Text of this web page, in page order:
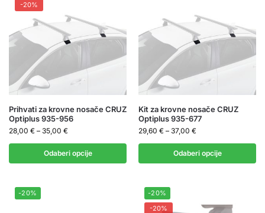
-20%
Prihvati za krovne nosače CRUZ
Optiplus 935-956
28,00 € – 35,00 €
Odaberi opcije
Kit za krovne nosače CRUZ
Optiplus 935-677
29,60 € – 37,00 €
Odaberi opcije
-20%
-20%
-20%